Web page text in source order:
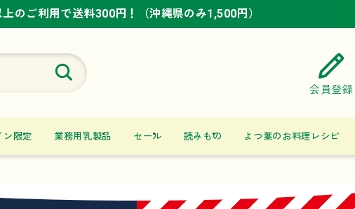
のご利用で送料300円！（沖縄県のみ1,500円）
のご利用で送料300円！（沖縄県のみ1,500円）
のご利用で送料300円！（沖縄県のみ1,500円）
会員登録
ン限定 業務用乳製品 セール 読みもの よつ葉のお料理レシピ